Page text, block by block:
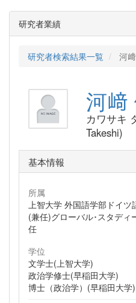
研究者業績
研究者検索結果一覧 河
河﨑
カワサキ
Takeshi)
基本情報
所属
上智大学 外国語学部ドイツ
(兼任)グローバル･スタディ
任
学位
文学士(上智大学)
政治学修士(早稲田大学)
博士（政治学）(早稲田大学)